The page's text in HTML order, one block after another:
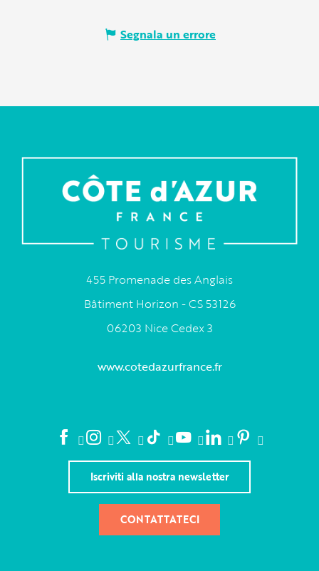
Segnala un errore
455 Promenade des Anglais
Bâtiment Horizon - CS 53126
06203 Nice Cedex 3
www.cotedazurfrance.fr
Iscriviti alla nostra newsletter
CONTATTATECI